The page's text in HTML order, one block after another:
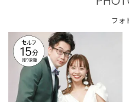
フォ